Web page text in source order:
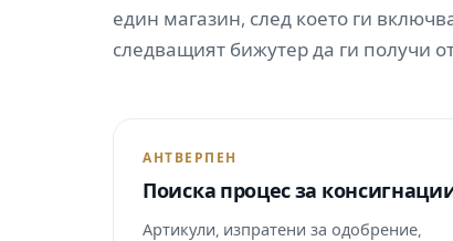
един магазин, след което ги
следващият бижутер да ги получи
АНТВЕРПЕН
Поиска процес за
Артикули, изпратени за одобрение,